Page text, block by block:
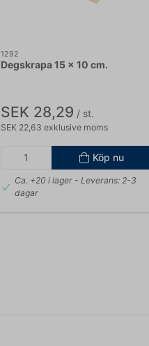
1292
Degskrapa 15 x 10 cm.
SEK 28,29 / st.
SEK 22,63 exklusive moms
Köp nu
Ca. +20 i lager- Leverans: 2-3
dagar